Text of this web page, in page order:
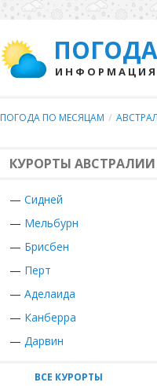
ПОГОДА ПО МЕСЯЦАМ /
КУРОРТЫ АВСТРАЛИИ
— Сидней
— Мельбурн
— Брисбен
— Перт
— Аделаида
— Канберра
— Дарвин
ВСЕ КУРОРТЫ